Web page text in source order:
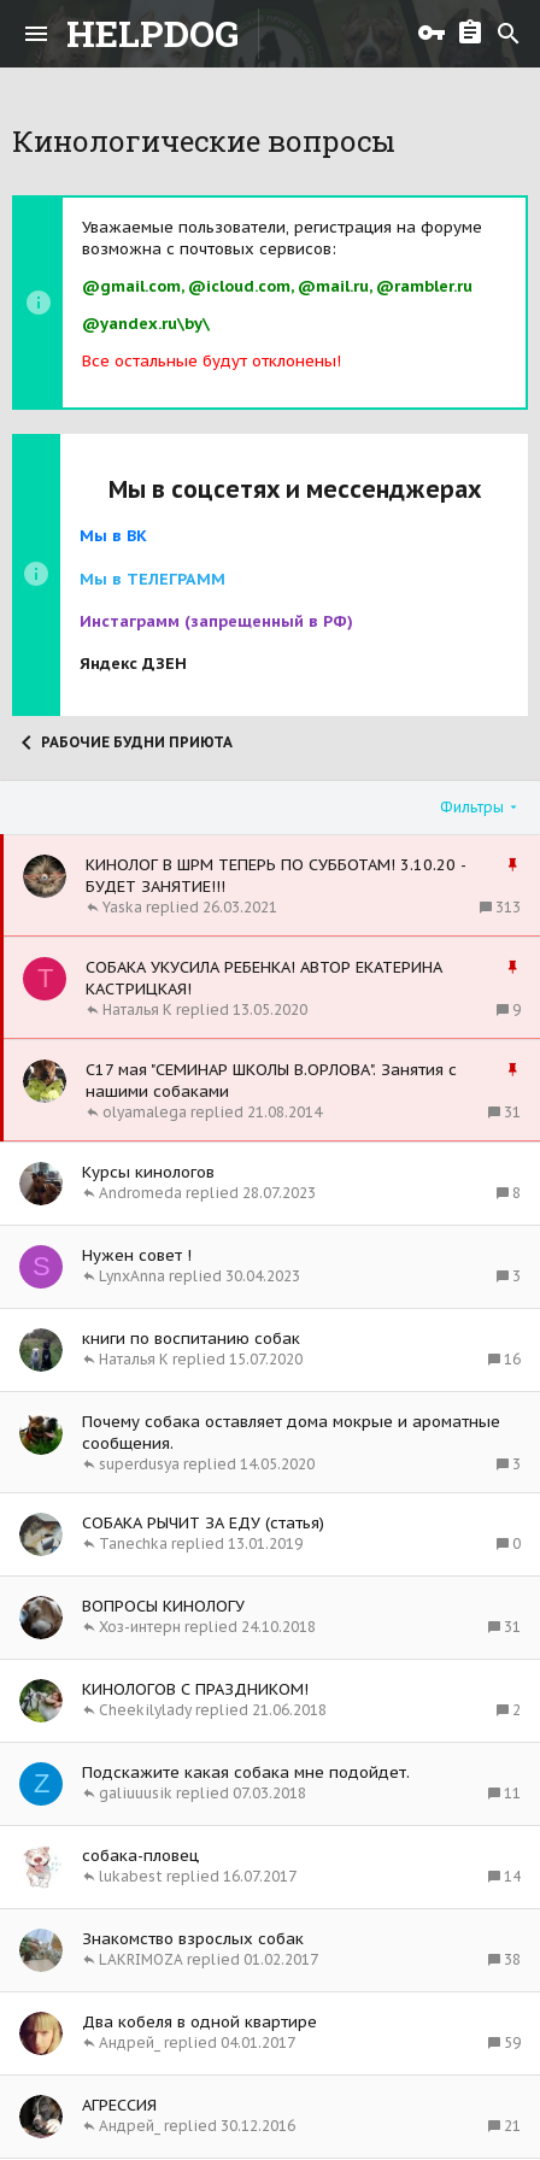
HELPDOG
Кинологические вопросы
Уважаемые пользователи, регистрация на форуме
возможна с почтовых сервисов:
@gmail.com, @icloud.com, @mail.ru, @rambler.ru
@yandex.ru\by\
Все остальные будут отклонены!
Мы в соцсетях и мессенджерах
Мы в ВК
Мы в ТЕЛЕГРАММ
Инстаграмм (запрещенный в РФ)
Яндекс ДЗЕН
РАБОЧИЕ БУДНИ ПРИЮТА
Фильтры
е
н
КИНОЛОГ В ШРМ ТЕПЕРЬ ПО СУББОТАМ! 3.10.20 -
БУДЕТ ЗАНЯТИЕ!!!
313
26.03.2021
Yaska
T
к
н
СОБАКА УКУСИЛА РЕБЕНКА! АВТОР ЕКАТЕРИНА
КАСТРИЦКАЯ!
9
13.05.2020
Наталья К
е
С17 мая "СЕМИНАР ШКОЛЫ В.ОРЛОВА". Занятия с
нашими собаками
31
21.08.2014
olyamalega
Курсы кинологов
8
28.07.2023
Аndromeda
S Нужен совет !
3
30.04.2023
LynxAnna
книги по воспитанию собак
16
15.07.2020
Наталья К
Почему собака оставляет дома мокрые и ароматные
сообщения.
3
14.05.2020
superdusya
СОБАКА РЫЧИТ ЗА ЕДУ (статья)
0
13.01.2019
Tanechka
ВОПРОСЫ КИНОЛОГУ
31
24.10.2018
Хоз-интерн
КИНОЛОГОВ С ПРАЗДНИКОМ!
2
21.06.2018
Cheekilylady
Z Подскажите какая собака мне подойдет.
11
07.03.2018
galiuuusik
собака-пловец
14
16.07.2017
lukabest
Знакомство взрослых собак
38
01.02.2017
LAKRIMOZA
Два кобеля в одной квартире
59
04.01.2017
Андрей_
АГРЕССИЯ
21
30.12.2016
Андрей_